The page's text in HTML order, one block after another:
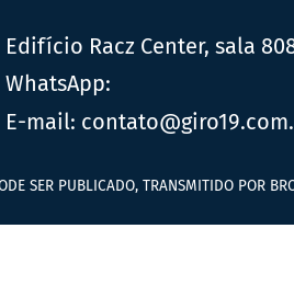
Edifício Racz Center, sala
WhatsApp:
E-mail:
SER PUBLICADO, TRANSMITIDO POR